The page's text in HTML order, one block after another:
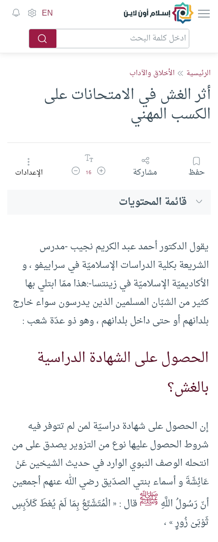
إسلام أون لاين EN
الرئيسية الأخلاق والآداب
أثر الغش في الامتحانات على
الكسب المهني
حفظ مشاركة زيادة حجم الخط
16 تقليل حجم الخطالإعدادات
قائمة المحتويات
يقول الدكتور أحمد عبد الكريم نجيب -مدرس
الشريعة بكلية الدراسات الإسلاميّة في سراييفو ، و
الأكاديميّة الإسلاميّة في زينتسا-:هذا ممّا ابتلي بها
كثير من الشبّان المسلمين الذين يدرسون سواء خارج
بلدانهم أو حتى داخل بلدانهم ، وهو ذو عدّة شعب :
الحصول على الشهادة الدراسية
بالغش؟
إن الحصول على شهادة دراسيّة لمن لم تتوفر فيه
شروط الحصول عليها نوع من التزوير يصدق على من
انتحله الوصف النبوي الوارد في حديث الشيخين عَنْ
عَائِشَةَ و أسماء بنتي الصدّيق رضي الله عنهم أجمعين
أنّ رَسُولُ اللَّهِﷺقال : «‏ الْمُتَشَبِّعُ بِمَا لَمْ يُعْطَ كَلاَبِسِ
ثَوْبَىْ زُورٍ »‏ ،